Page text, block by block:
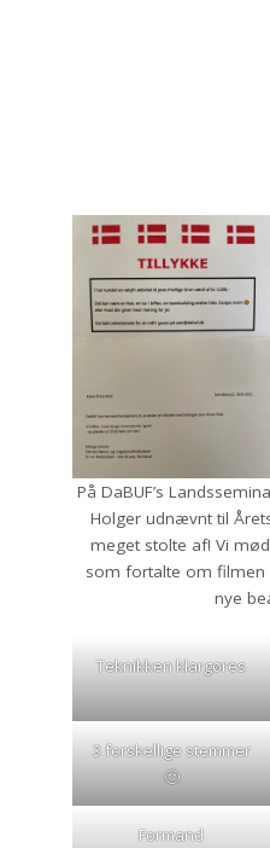
På DaBUF’s
Holger udnævnt til
meget stolte af! Vi
som fortalte om filmen
nye
Teknikken klargøres
3 forskellige stemmer
🙂
Formand